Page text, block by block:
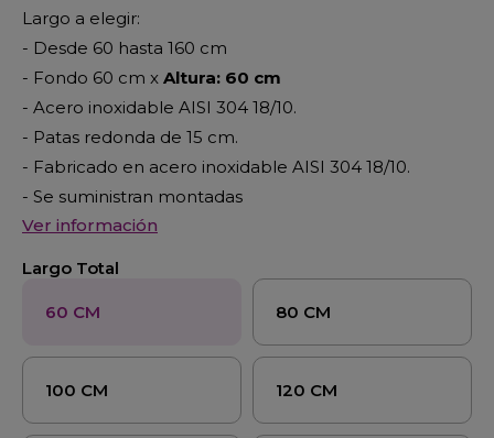
Largo a elegir:
- Desde 60 hasta 160 cm
- Fondo 60 cm x Altura: 60 cm
- Acero inoxidable AISI 304 18/10.
- Patas redonda de 15 cm.
- Fabricado en acero inoxidable AISI 304 18/10.
- Se suministran montadas
Ver información
Largo Total
60 CM 80 CM
100 CM 120 CM